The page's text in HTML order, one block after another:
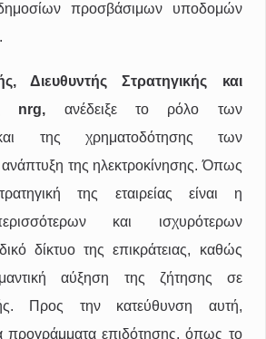
προσβάσιμων υποδομών
Διευθυντής Στρατηγικής και
nrg, ανέδειξε το ρόλο των
της χρηματοδότησης των
της ηλεκτροκίνησης. Όπως
της εταιρείας είναι η
και ισχυρότερων
δίκτυο της επικράτειας, καθώς
αύξηση της ζήτησης σε
Προς την κατεύθυνση αυτή,
προγράμματα επιδότησης, όπως το